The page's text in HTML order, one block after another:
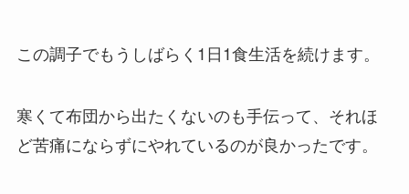
この調子でもうしばらく1日1食生活を続けます。
寒くて布団から出たくないのも手伝って、それほ
ど苦痛にならずにやれているのが良かったです。